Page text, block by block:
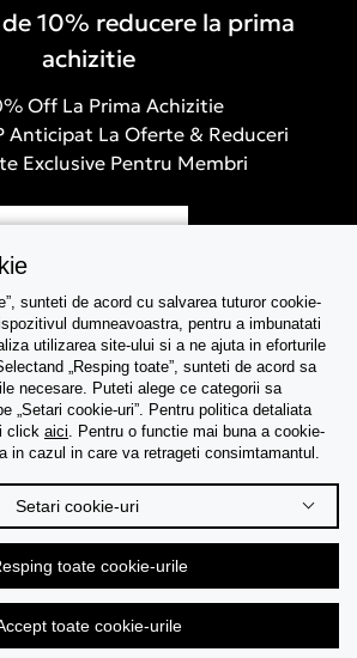
10% reducere la prima
achizitie
Off La Prima Achizitie
Anticipat La Oferte & Reduceri
Exclusive Pentru Membri
sunteti de acord cu salvarea tuturor cookie-
dumneavoastra, pentru a imbunatati
utilizarea site-ului si a ne ajuta in eforturile
„Resping toate”, sunteti de acord sa
necesare. Puteti alege ce categorii sa
„Setari cookie-uri”. Pentru politica detaliata
click aici. Pentru o functie mai buna a cookie-
in cazul in care va retrageti consimtamantul.
Setari cookie-uri
toate cookie-urile
toate cookie-urile